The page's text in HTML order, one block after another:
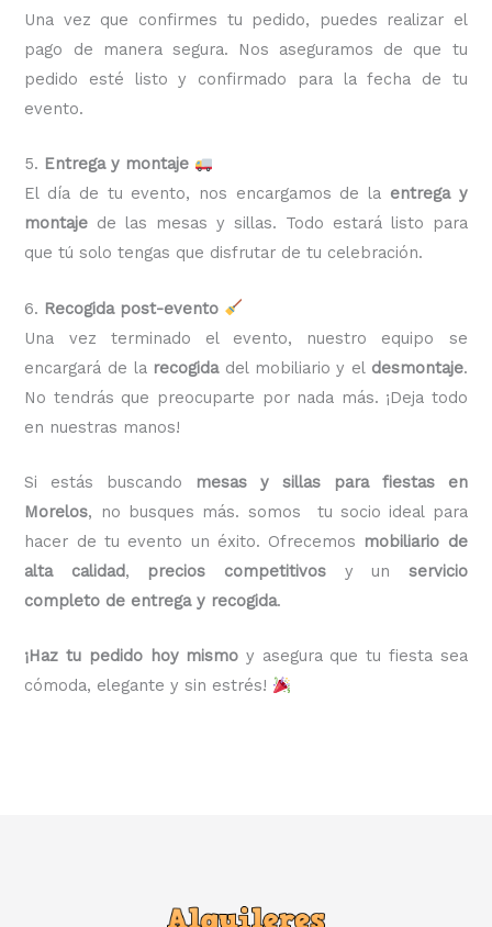
Una vez que confirmes tu pedido, puedes realizar el
pago de manera segura. Nos aseguramos de que tu
pedido esté listo y confirmado para la fecha de tu
evento.
5. Entrega y montaje
El día de tu evento, nos encargamos de la entrega y
montaje de las mesas y sillas. Todo estará listo para
que tú solo tengas que disfrutar de tu celebración.
6. Recogida post-evento
Una vez terminado el evento, nuestro equipo se
encargará de la recogidadel mobiliario y el desmontaje.
No tendrás que preocuparte por nada más. ¡Deja todo
en nuestras manos!
Si estás buscando
mesas y sillas para fiestas en
Morelos, no busques más. somos tu socio ideal para
hacer de tu evento un éxito. Ofrecemos mobiliario de
alta calidad, precios competitivos y un servicio
completo de entrega y recogida.
¡Haz tu pedido hoy mismo y asegura que tu fiesta sea
cómoda, elegante y sin estrés!